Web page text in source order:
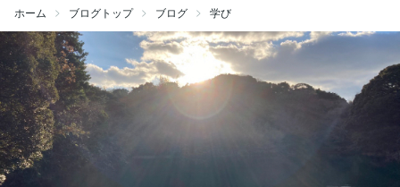
ホーム ブログトップ ブログ 学び